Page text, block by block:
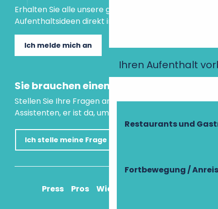
Ihren Aufenthalt
Restaurants und
Fortbewegung /
Erhalten Sie alle unsere guten Tipps und
Aufenthaltsideen direkt in Ihre Mailbox.
Ich melde mich an
Sie brauchen einen Rat?
Stellen Sie Ihre Fragen an unseren virtuellen
Assistenten, er ist da, um Ihnen zu helfen.
Ich stelle meine Frage
Press Pros Wie komme ich an?